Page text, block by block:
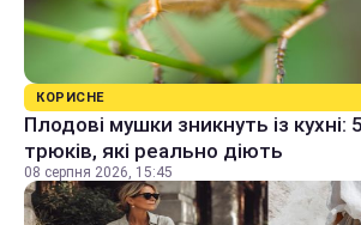
КОРИСНЕ
Плодові мушки зникнуть із кухні:
трюків, які реально діють
08 серпня 2026, 15:45